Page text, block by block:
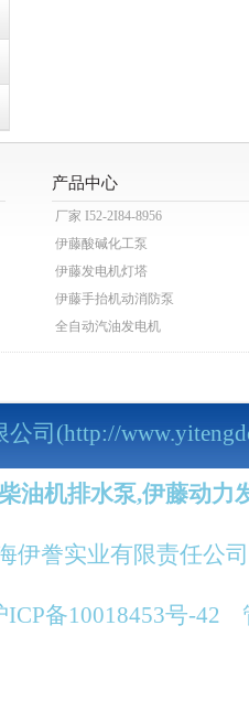
产品中心
厂家 I52-2I84-8956
伊藤酸碱化工泵
伊藤发电机灯塔
伊藤手抬机动消防泵
全自动汽油发电机
伊藤动力泥浆泵
伊藤柴油发电机
伊藤汽油机抽水泵
伊藤汽油发电电焊机
全自动柴油发电机组
伊藤小型柴油发电机
公司(http://
油机排水泵,伊藤动力
伊誊实业有限责任公
ICP备10018453号-42